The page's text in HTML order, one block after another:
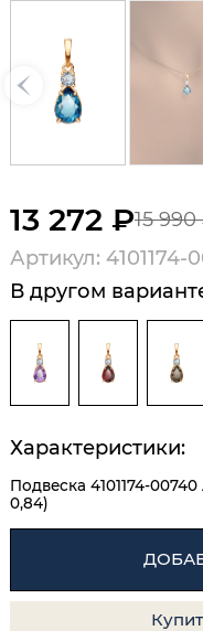
13 272 ₽15 990
Артикул: 4101174-
В другом
Характеристики:
Подвеска 4101174-
0,84)